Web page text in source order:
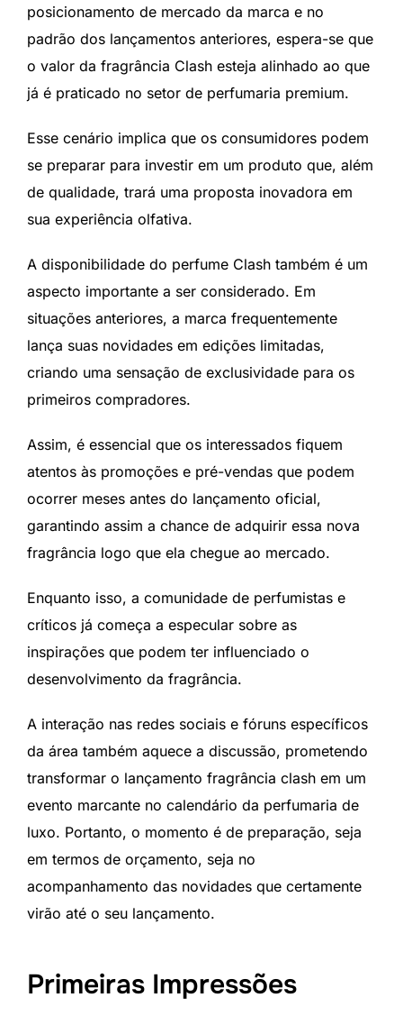
posicionamento de mercado da marca e no
padrão dos lançamentos anteriores, espera-se que
o valor da fragrância Clash esteja alinhado ao que
já é praticado no setor de perfumaria premium.
Esse cenário implica que os consumidores podem
se preparar para investir em um produto que, além
de qualidade, trará uma proposta inovadora em
sua experiência olfativa.
A disponibilidade do perfume Clash também é um
aspecto importante a ser considerado. Em
situações anteriores, a marca frequentemente
lança suas novidades em edições limitadas,
criando uma sensação de exclusividade para os
primeiros compradores.
Assim, é essencial que os interessados fiquem
atentos às promoções e pré-vendas que podem
ocorrer meses antes do lançamento oficial,
garantindo assim a chance de adquirir essa nova
fragrância logo que ela chegue ao mercado.
Enquanto isso, a comunidade de perfumistas e
críticos já começa a especular sobre as
inspirações que podem ter influenciado o
desenvolvimento da fragrância.
A interação nas redes sociais e fóruns específicos
da área também aquece a discussão, prometendo
transformar o lançamento fragrância clash em um
evento marcante no calendário da perfumaria de
luxo. Portanto, o momento é de preparação, seja
em termos de orçamento, seja no
acompanhamento das novidades que certamente
virão até o seu lançamento.
Primeiras Impressões